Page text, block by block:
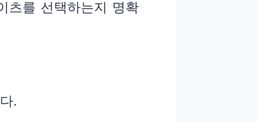
츠를 선택하는지 명확
.